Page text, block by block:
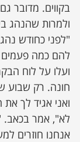
בקווים. מדובר
ולמרות שהנהג
"לפני כחודש
להם כמה
ועלו על לוח
חונה. רק שבוע
ואני אגיד לך
לא", אמר בכאב.
אנחנו חוזרים